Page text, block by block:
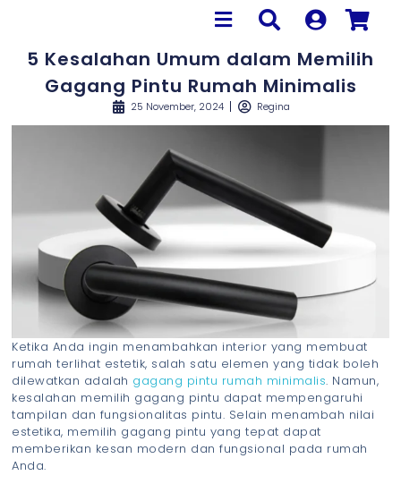
5 Kesalahan Umum dalam Memilih
Gagang Pintu Rumah Minimalis
25 November, 2024 Regina
Ketika Anda ingin menambahkan interior yang membuat
rumah terlihat estetik, salah satu elemen yang tidak boleh
dilewatkan adalah gagang pintu rumah minimalis. Namun,
kesalahan memilih gagang pintu dapat mempengaruhi
tampilan dan fungsionalitas pintu. Selain menambah nilai
estetika, memilih gagang pintu yang tepat dapat
memberikan kesan modern dan fungsional pada rumah
Anda.